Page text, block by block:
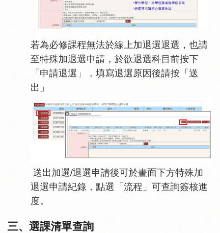
若為必修課程無法於線上加退選退選，也請
至特殊加退選申請，於欲退選科目前按下
「申請退選」，填寫退選原因後請按「送
出」
送出加選/退選申請後可於畫面下方特殊加
退選申請紀錄，點選「流程」可查詢簽核進
度。
三、選課清單查詢